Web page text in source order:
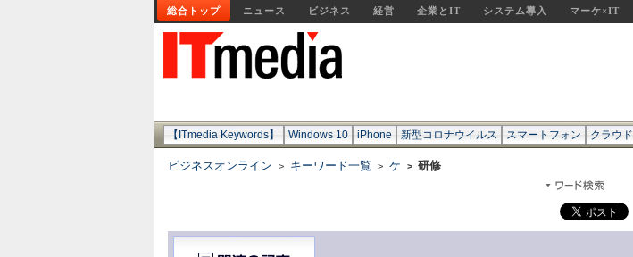
総合トップ ニュース ビジネス 経営 企業とIT システム導入 マーケ×IT
【ITmedia Keywords】 Windows 10 iPhone 新型コロナウイルス スマートフォン クラウド
ビジネスオンライン > キーワード一覧 > ケ > 研修